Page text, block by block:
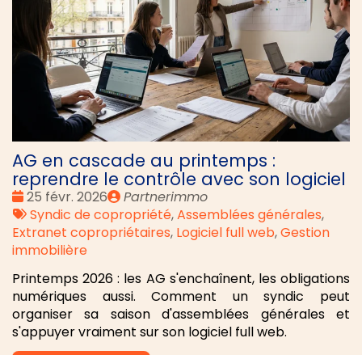
AG en cascade au printemps :
reprendre le contrôle avec son logiciel
Date
:
25 févr. 2026
Publié
par
Partnerimmo
Tags
:
Syndic de copropriété,Assemblées générales,
Extranet copropriétaires, Logiciel full web,Gestion
immobilière
Printemps 2026 : les AG s'enchaînent, les obligations
numériques aussi. Comment un syndic peut
organiser sa saison d'assemblées générales et
s'appuyer vraiment sur son logiciel full web.